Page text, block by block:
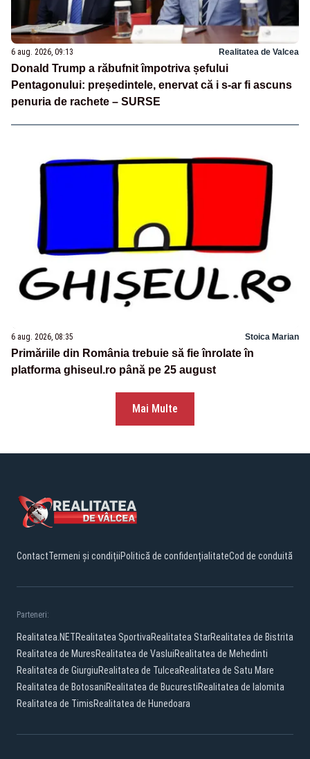
6 aug. 2026, 09:13 Realitatea de Valcea
Donald Trump a răbufnit împotriva șefului
Pentagonului: președintele, enervat că i s-ar fi ascuns
penuria de rachete – SURSE
6 aug. 2026, 08:35 Stoica Marian
Primăriile din România trebuie să fie înrolate în
platforma ghiseul.ro până pe 25 august
Mai Multe
ContactTermeni și condițiiPolitică de confidențialitateCod de conduită
Parteneri:
Realitatea.NETRealitatea SportivaRealitatea StarRealitatea de Bistrita
Realitatea de MuresRealitatea de VasluiRealitatea de Mehedinti
Realitatea de GiurgiuRealitatea de TulceaRealitatea de Satu Mare
Realitatea de BotosaniRealitatea de BucurestiRealitatea de Ialomita
Realitatea de TimisRealitatea de Hunedoara